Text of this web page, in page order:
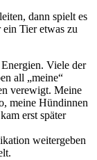
dann spielt es
Tier etwas zu
Viele der
all „meine“
verewigt. Meine
meine Hündinnen
erst später
weitergeben